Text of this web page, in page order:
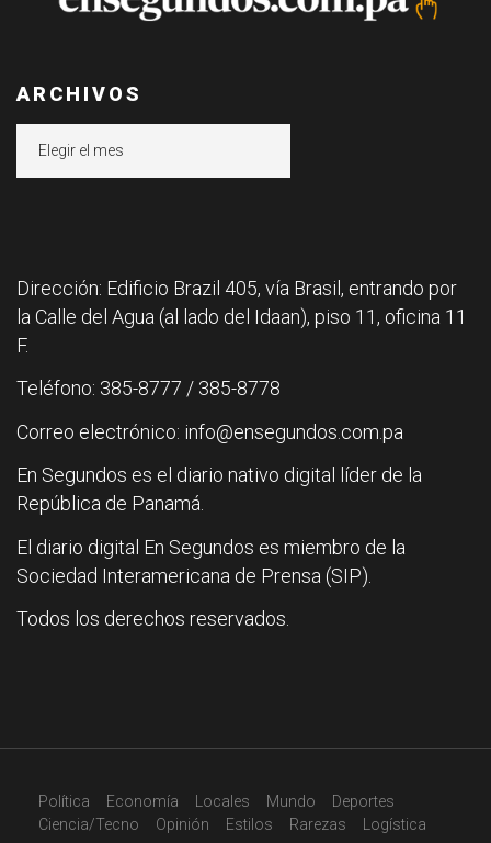
ARCHIVOS
Dirección: Edificio Brazil 405, vía Brasil, entrando por
la Calle del Agua (al lado del Idaan), piso 11, oficina 11
F.
Teléfono: 385-8777 / 385-8778
Correo electrónico: info@ensegundos.com.pa
En Segundos es el diario nativo digital líder de la
República de Panamá.
El diario digital En Segundos es miembro de la
Sociedad Interamericana de Prensa (SIP).
Todos los derechos reservados.
Política Economía Locales Mundo
Deportes
Ciencia/Tecno
Opinión Estilos Rarezas Logística